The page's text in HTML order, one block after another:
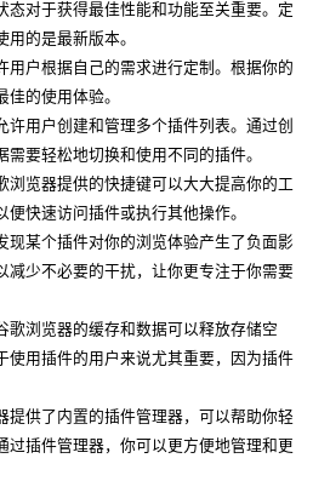
态对于获得最佳性能和功能至关重要。定
的是最新版本。
用户根据自己的需求进行定制。根据你的
的使用体验。
许用户创建和管理多个插件列表。通过创
要轻松地切换和使用不同的插件。
浏览器提供的快捷键可以大大提高你的工
快速访问插件或执行其他操作。
现某个插件对你的浏览体验产生了负面影
减少不必要的干扰，让你更专注于你需要
歌浏览器的缓存和数据可以释放存储空
使用插件的用户来说尤其重要，因为插件
提供了内置的插件管理器，可以帮助你轻
过插件管理器，你可以更方便地管理和更